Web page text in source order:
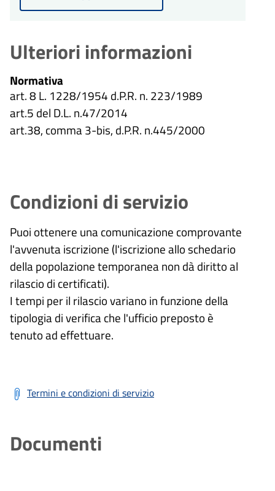
sarà concluso entro un massimo
Ulteriori informazioni
Normativa
art. 8 L. 1228/1954 d.P.R. n. 223/1989
art.5 del D.L. n.47/2014
art.38, comma 3-bis, d.P.R. n.445/2000
Condizioni di servizio
Puoi ottenere una comunicazione comprovante
l'avvenuta iscrizione (l'iscrizione allo schedario
della popolazione temporanea non dà diritto al
rilascio di certificati).
I tempi per il rilascio variano in funzione della
tipologia di verifica che l'ufficio preposto è
tenuto ad effettuare.
Termini e condizioni di servizio
Documenti